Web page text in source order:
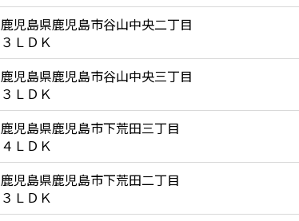
鹿児島県鹿児島市谷山中央二丁目
３ＬＤＫ
鹿児島県鹿児島市谷山中央三丁目
３ＬＤＫ
鹿児島県鹿児島市下荒田三丁目
４ＬＤＫ
鹿児島県鹿児島市下荒田二丁目
３ＬＤＫ